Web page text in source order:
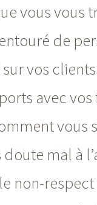
vous vous
de
vos
avec
vous
doute mal à
non-